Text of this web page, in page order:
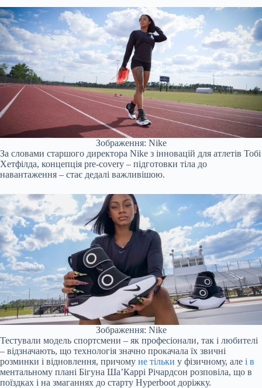
Зображення: Nike
За словами старшого директора Nike з інновацій для атлетів Тобі
Хетфілда, концепція pre-covery – підготовки тіла до
навантаження – стає дедалі важливішою.
Зображення: Nike
Тестували модель спортсмени – як професіонали, так і любителі
– відзначають, що технологія значно прокачала їх звичні
розминки і відновлення, причому не тільки у фізичному, але і в
ментальному плані Бігуна Ша’Каррі Річардсон розповіла, що в
поїздках і на змаганнях до старту Hyperboot доріжку.